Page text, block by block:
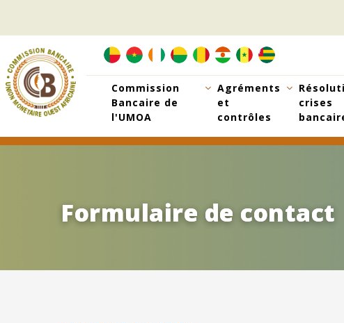
principal
Commission
Bancaire de
l'UMOA
Agréments
et
contrôles
crises
Formulaire de contact
Formulaire de contact